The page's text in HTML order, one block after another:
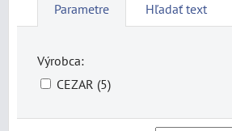
Parametre Hľadať text
Výrobca:
CEZAR (5)